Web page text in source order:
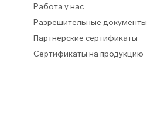
Работа у нас
Разрешительные документы
Партнерские сертификаты
Сертификаты на продукцию